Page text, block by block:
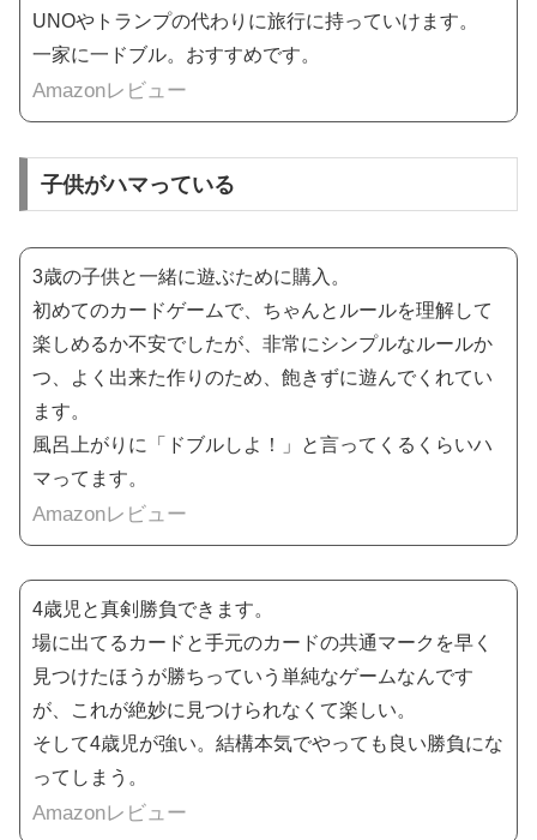
UNOやトランプの代わりに旅行に持っていけます。
一家に一ドブル。おすすめです。
Amazonレビュー
子供がハマっている
3歳の子供と一緒に遊ぶために購入。
初めてのカードゲームで、ちゃんとルールを理解して
楽しめるか不安でしたが、非常にシンプルなルールか
つ、よく出来た作りのため、飽きずに遊んでくれてい
ます。
風呂上がりに「ドブルしよ！」と言ってくるくらいハ
マってます。
Amazonレビュー
4歳児と真剣勝負できます。
場に出てるカードと手元のカードの共通マークを早く
見つけたほうが勝ちっていう単純なゲームなんです
が、これが絶妙に見つけられなくて楽しい。
そして4歳児が強い。結構本気でやっても良い勝負にな
ってしまう。
Amazonレビュー